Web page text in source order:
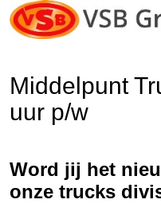
Middelpunt
uur p/w
Word jij het
onze trucks